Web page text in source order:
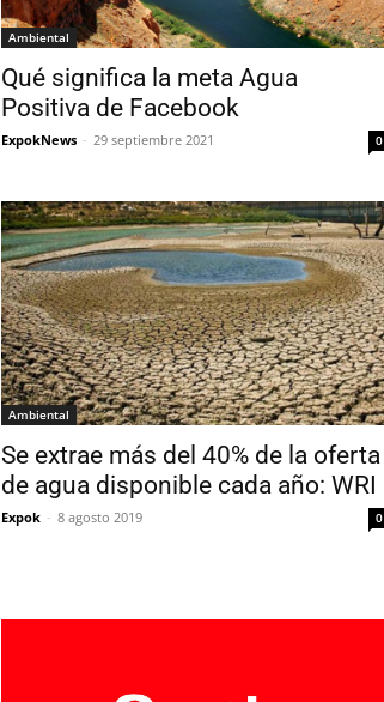
Ambiental
Qué significa la meta Agua
Positiva de Facebook
ExpokNews - 29 septiembre 2021 0
Ambiental
Se extrae más del 40% de la oferta
de agua disponible cada año: WRI
Expok - 8 agosto 2019 0